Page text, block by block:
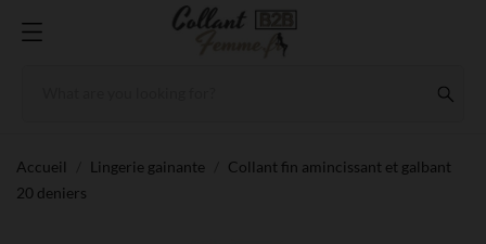
Accueil Lingerie gainante
Collant fin amincissant et galbant
20 deniers